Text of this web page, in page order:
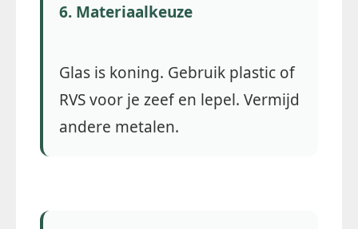
6. Materiaalkeuze
Glas is koning. Gebruik plastic of
RVS voor je zeef en lepel. Vermijd
andere metalen.